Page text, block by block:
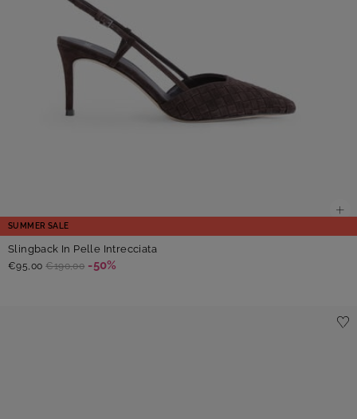
SUMMER SALE
Slingback In Pelle Intrecciata
€95,00 €190,00 -50%